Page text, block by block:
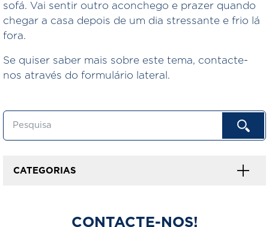
sofá. Vai sentir outro aconchego e prazer quando
chegar a casa depois de um dia stressante e frio lá
fora.
Se quiser saber mais sobre este tema, contacte-
nos através do formulário lateral.
CATEGORIAS
CONTACTE-NOS!